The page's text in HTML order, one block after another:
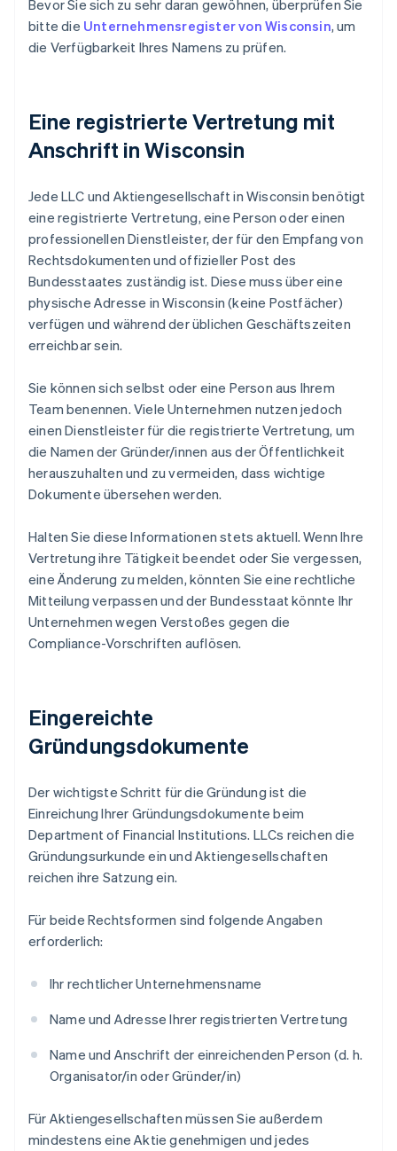
Bevor Sie sich zu sehr daran gewöhnen, überprüfen Sie
bitte die Unternehmensregister von Wisconsin, um
die Verfügbarkeit Ihres Namens zu prüfen.
Eine registrierte Vertretung mit
Anschrift in Wisconsin
Jede LLC und Aktiengesellschaft in Wisconsin benötigt
eine registrierte Vertretung, eine Person oder einen
professionellen Dienstleister, der für den Empfang von
Rechtsdokumenten und offizieller Post des
Bundesstaates zuständig ist. Diese muss über eine
physische Adresse in Wisconsin (keine Postfächer)
verfügen und während der üblichen Geschäftszeiten
erreichbar sein.
Sie können sich selbst oder eine Person aus Ihrem
Team benennen. Viele Unternehmen nutzen jedoch
einen Dienstleister für die registrierte Vertretung, um
die Namen der Gründer/innen aus der Öffentlichkeit
herauszuhalten und zu vermeiden, dass wichtige
Dokumente übersehen werden.
Halten Sie diese Informationen stets aktuell. Wenn Ihre
Vertretung ihre Tätigkeit beendet oder Sie vergessen,
eine Änderung zu melden, könnten Sie eine rechtliche
Mitteilung verpassen und der Bundesstaat könnte Ihr
Unternehmen wegen Verstoßes gegen die
Compliance-Vorschriften auflösen.
Eingereichte
Gründungsdokumente
Der wichtigste Schritt für die Gründung ist die
Einreichung Ihrer Gründungsdokumente beim
Department of Financial Institutions. LLCs reichen die
Gründungsurkunde ein und Aktiengesellschaften
reichen ihre Satzung ein.
Für beide Rechtsformen sind folgende Angaben
erforderlich:
Ihr rechtlicher Unternehmensname
Name und Adresse Ihrer registrierten Vertretung
Name und Anschrift der einreichenden Person (d. h.
Organisator/in oder Gründer/in)
Für Aktiengesellschaften müssen Sie außerdem
mindestens eine Aktie genehmigen und jedes